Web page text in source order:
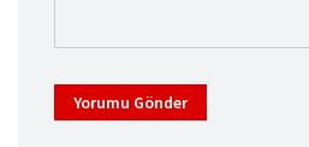
Yorumu Gönder